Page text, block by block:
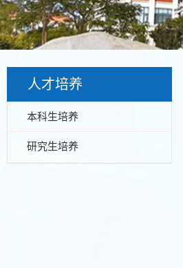
人才培养
本科生培养
研究生培养